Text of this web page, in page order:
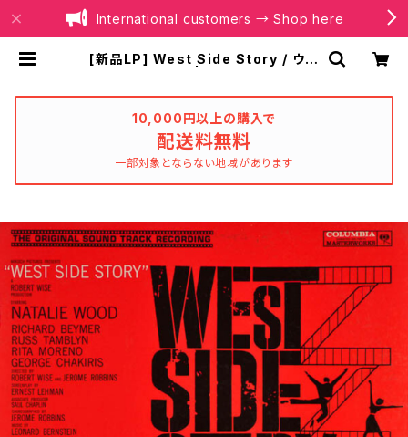
International customers → Shop here
[新品LP] West Side Story / ウエ
10,000円以上の購入で
配送料無料
一部対象とならない地域があります